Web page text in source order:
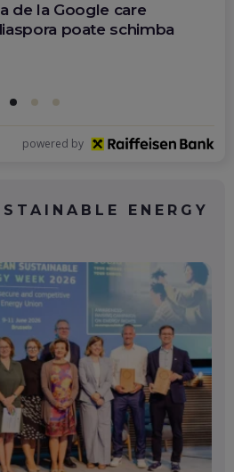
de la Google care
poate schimba
powered by
ENERGY